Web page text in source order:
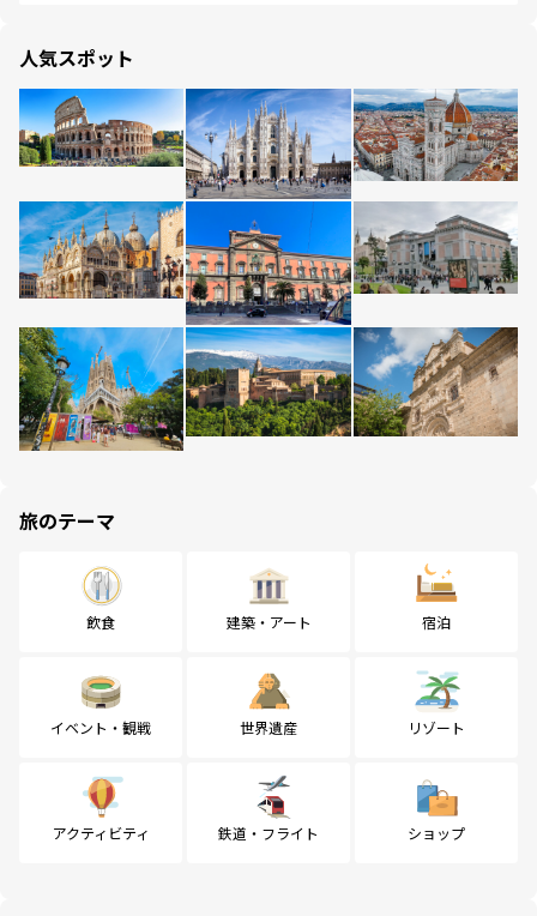
人気スポット
旅のテーマ
飲食 建築・アート 宿泊
イベント・観戦 世界遺産 リゾート
アクティビティ 鉄道・フライト ショップ